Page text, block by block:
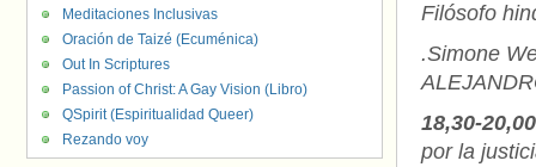
Filósofo
.Simone
18,30-20,00
por la
Meditaciones Inclusivas
Oración de Taizé (Ecuménica)
Out In Scriptures
Passion of Christ: A Gay Vision (Libro)
QSpirit (Espiritualidad Queer)
Rezando voy